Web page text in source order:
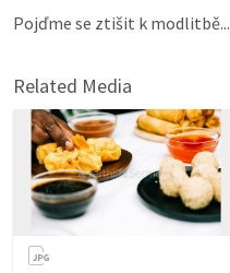
Pojďme se ztišit k modlitbě...
Related Media